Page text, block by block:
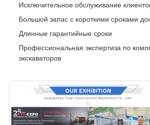
Исключительное обслуживание
Большой запас с короткими сроками
Длинные гарантийные сроки
Профессиональная экспертиза по
экскаваторов